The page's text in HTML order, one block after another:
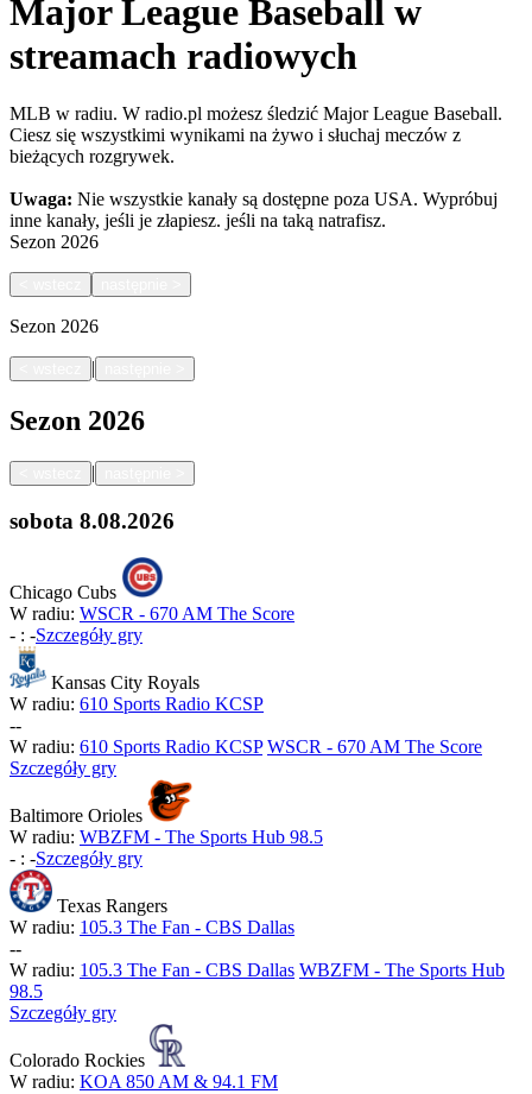
Major League Baseball w
streamach radiowych
MLB w radiu. W radio.pl możesz śledzić Major League Baseball.
Ciesz się wszystkimi wynikami na żywo i słuchaj meczów z
bieżących rozgrywek.
Uwaga: Nie wszystkie kanały są dostępne poza USA. Wypróbuj
inne kanały, jeśli je złapiesz. jeśli na taką natrafisz.
Sezon 2026
Sezon 2026
|
Sezon 2026
|
sobota 8.08.2026
Chicago Cubs
W radiu: WSCR - 670 AM The Score
- : -Szczegóły gry
Kansas City Royals
W radiu: 610 Sports Radio KCSP
--
W radiu: 610 Sports Radio KCSP WSCR - 670 AM The Score
Szczegóły gry
Baltimore Orioles
W radiu: WBZFM - The Sports Hub 98.5
- : -Szczegóły gry
Texas Rangers
W radiu: 105.3 The Fan - CBS Dallas
--
W radiu: 105.3 The Fan - CBS Dallas WBZFM - The Sports Hub
98.5
Szczegóły gry
Colorado Rockies
W radiu: KOA 850 AM & 94.1 FM